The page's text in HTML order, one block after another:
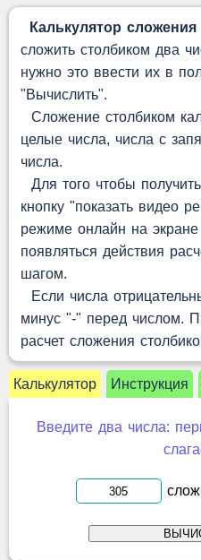
Калькулятор
сложить столбиком два
нужно это ввести их в
"Вычислить".
Сложение столбиком
целые числа, числа с
числа.
Для того чтобы
кнопку "показать видео
режиме онлайн на экране
появляться действия
шагом.
Если числа
минус "-" перед числом.
расчет сложения
Калькулятор Инструкция
Введите два числа: